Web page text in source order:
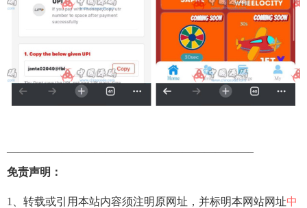
——————————————————————–
免责声明：
1、转载或引用本站内容须注明原网址，并标明本网站网址中